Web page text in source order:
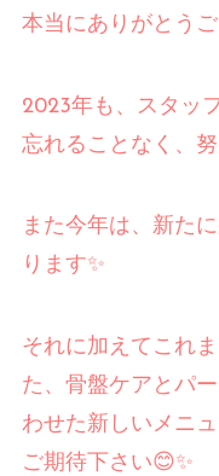
本当にありがとうご
2023年も、スタッ
忘れることなく、
また今年は、新た
ります✨
それに加えてこれ
た、骨盤ケアとパ
わせた新しいメニ
ご期待下さい😊✨